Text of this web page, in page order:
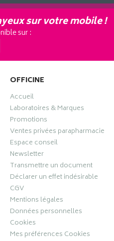
sur votre mobile !
sur :
OFFICINE
Accueil
Laboratoires & Marques
Promotions
Ventes privées parapharmacie
Espace conseil
Newsletter
Transmettre un document
Déclarer un effet indésirable
CGV
Mentions légales
Données personnelles
Cookies
Mes préférences Cookies